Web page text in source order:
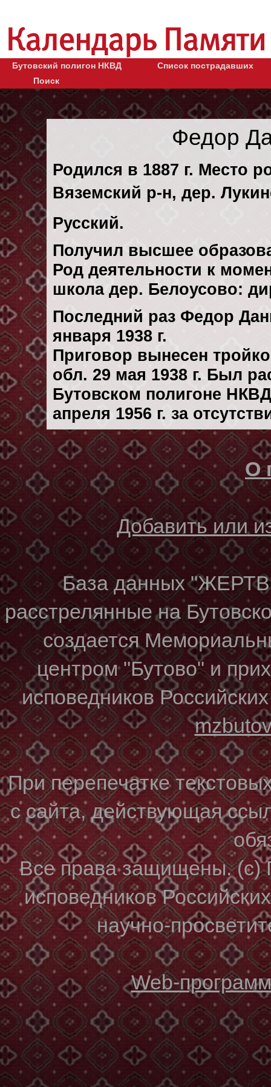
Бутовский полигон НКВД
Список пострадавших
Поиск
Федор
Родился в 1887 г. Место
Вяземский р-н, дер.
Русский.
Получил высшее
Род деятельности к
школа дер. Белоусово:
Последний раз Федор
января 1938 г.
Приговор вынесен
обл. 29 мая 1938 г. Был
Бутовском полигоне
апреля 1956 г. за
О
Добавить или
База данных
расстрелянные на
создается
центром "Бутово" и
исповедников
При перепечатке
с сайта, действующая
Все права защищены. (с)
исповедников
научно-
Web-